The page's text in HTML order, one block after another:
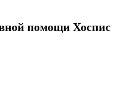
помощи Хоспис